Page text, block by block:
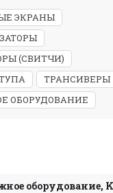
ЭКРАНЫ
(СВИТЧИ)
ТРАНСИВЕРЫ
ОБОРУДОВАНИЕ
оборудование,